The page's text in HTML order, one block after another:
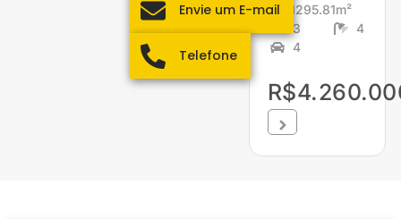
1295.81m²
3
4
4
Envie um E-mail
Telefone